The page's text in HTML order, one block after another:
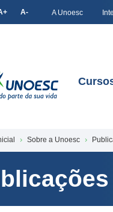
A- A Unoesc
Sobre a Unoesc